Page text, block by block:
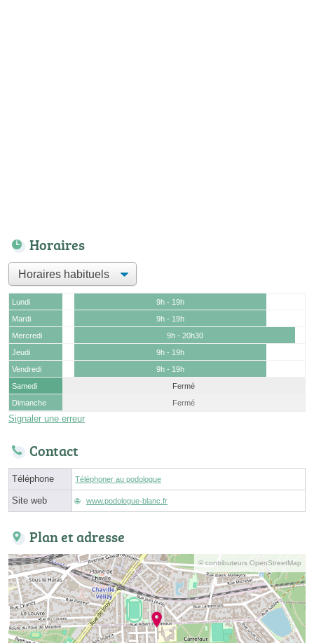
Horaires
Lundi
9h - 19h
Mardi
9h - 19h
Mercredi
9h - 20h30
Jeudi
9h - 19h
Vendredi
9h - 19h
Samedi
Fermé
Dimanche
Fermé
Signaler une erreur
Contact
Téléphone Téléphoner au podologue
Site web www.podologue-blanc.fr
Plan et adresse
© contributeurs OpenStreetMap